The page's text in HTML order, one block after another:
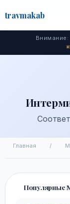
travmakab
Внимание:
Главная /
Популярные